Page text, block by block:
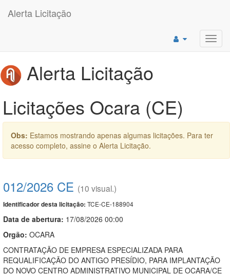
Alerta Licitação
Alerta Licitação
Licitações Ocara (CE)
Obs: Estamos mostrando apenas algumas licitações. Para ter
acesso completo, assine o Alerta Licitação.
012/2026 CE (10 visual.)
Identificador desta licitação: TCE-CE-188904
Data de abertura: 17/08/2026 00:00
Orgão: OCARA
CONTRATAÇÃO DE EMPRESA ESPECIALIZADA PARA
REQUALIFICAÇÃO DO ANTIGO PRESÍDIO, PARA IMPLANTAÇÃO
DO NOVO CENTRO ADMINISTRATIVO MUNICIPAL DE OCARA/CE